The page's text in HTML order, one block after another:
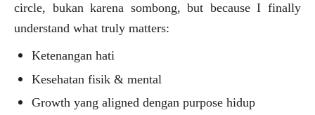
circle, bukan karena sombong, but because I finally
understand what truly matters:
Ketenangan hati
Kesehatan fisik & mental
Growth yang aligned dengan purpose hidup